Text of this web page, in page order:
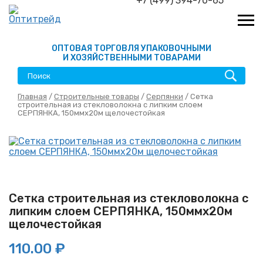
ОПТОВАЯ ТОРГОВЛЯ УПАКОВОЧНЫМИ
И ХОЗЯЙСТВЕННЫМИ ТОВАРАМИ
Главная / Строительные товары / Серпянки / Сетка
строительная из стекловолокна с липким слоем
СЕРПЯНКА, 150ммх20м щелочестойкая
Сетка строительная из стекловолокна с
липким слоем СЕРПЯНКА, 150ммх20м
щелочестойкая
110.00 ₽